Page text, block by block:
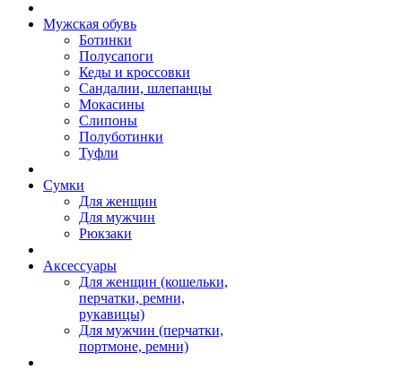
Мужская обувь
Ботинки
Полусапоги
Кеды и кроссовки
Сандалии, шлепанцы
Мокасины
Слипоны
Полуботинки
Туфли
Сумки
Для женщин
Для мужчин
Рюкзаки
Аксессуары
Для женщин (кошельки,
перчатки, ремни,
рукавицы)
Для мужчин (перчатки,
портмоне, ремни)